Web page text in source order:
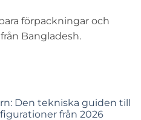
förpackningar och
Bangladesh.
Den tekniska guiden till
från 2026